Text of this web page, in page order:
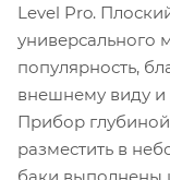
Level Pro.
универсального
популярность,
внешнему виду и
Прибор
разместить в